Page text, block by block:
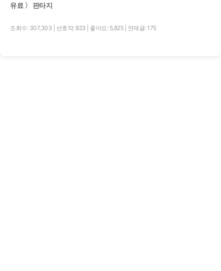
유료 〉 판타지
조회수: 307,303 선호작: 823 좋아요: 5,825 연재글: 175